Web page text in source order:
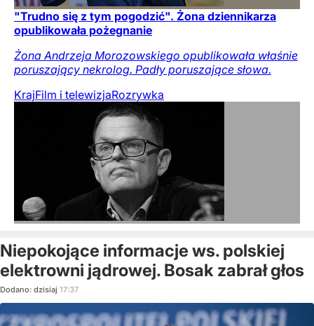
"Trudno się z tym pogodzić". Żona dziennikarza
opublikowała pożegnanie
Żona Andrzeja Morozowskiego opublikowała właśnie
poruszający nekrolog. Padły poruszające słowa.
KrajFilm i telewizjaRozrywka
Niepokojące informacje ws. polskiej
elektrowni jądrowej. Bosak zabrał głos
Dodano: dzisiaj 17:37